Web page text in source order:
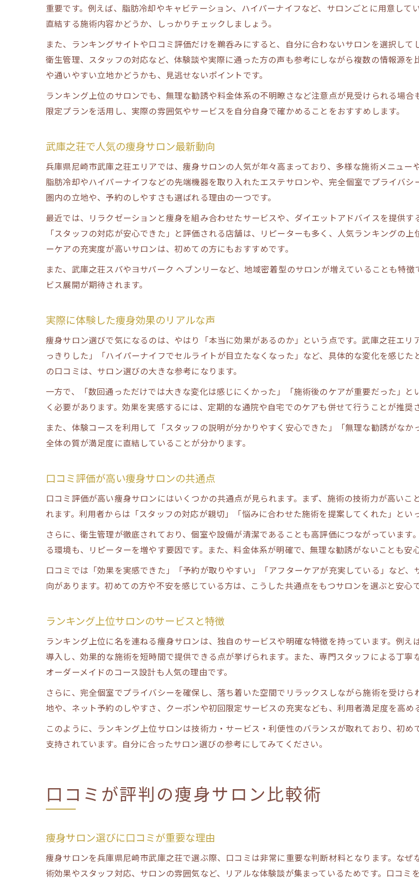
サロンごとの痩身施術内容を徹底比較
理想のスタイルを叶える選び方とは
痩身で理想を実現する選び方の基本
自分に合う痩身サロンを見つけるコツ
痩身で後悔しないサロン選びの秘訣
体験コースで分かる痩身の実力とは
脂肪冷却と痩身の効果的な組み合わせ
話題の痩身施術を徹底比較して解説
痩身の新技術ハイパーナイフの特徴
脂肪冷却で叶う痩身のメリットと注意点
通いやすさ重視なら注目したい痩身体験
痩身サロン選びで重視すべき通いやすさ
アクセス抜群の痩身サロン体験談集
初回やクーポン活用の賢いサロン選定法
痩身で初回やクーポンを有効活用する
クーポン利用で痩身サロンを賢く比較
痩身体験で失敗しないクーポン活用術
初回限定で痩身効果を実感するコツ
重要です。例えば、脂肪冷却やキャビテーション、ハイパーナイフなど、サロンごとに用意して
直結する施術内容かどうか、しっかりチェックしましょう。
また、ランキングサイトや口コミ評価だけを鵜呑みにすると、自分に合わないサロンを選択し
衛生管理、スタッフの対応など、体験談や実際に通った方の声も参考にしながら複数の情報源
や通いやすい立地かどうかも、見逃せないポイントです。
ランキング上位のサロンでも、無理な勧誘や料金体系の不明瞭さなど注意点が見受けられる場
限定プランを活用し、実際の雰囲気やサービスを自分自身で確かめることをおすすめします。
武庫之荘で人気の痩身サロン最新動向
兵庫県尼崎市武庫之荘エリアでは、痩身サロンの人気が年々高まっており、多様な施術メニュー
脂肪冷却やハイパーナイフなどの先端機器を取り入れたエステサロンや、完全個室でプライバ
圏内の立地や、予約のしやすさも選ばれる理由の一つです。
最近では、リラクゼーションと痩身を組み合わせたサービスや、ダイエットアドバイスを提供
「スタッフの対応が安心できた」と評価される店舗は、リピーターも多く、人気ランキングの
ーケアの充実度が高いサロンは、初めての方にもおすすめです。
また、武庫之荘スパやヨサパーク ヘブンリーなど、地域密着型のサロンが増えていることも特
ビス展開が期待されます。
実際に体験した痩身効果のリアルな声
痩身サロン選びで気になるのは、やはり「本当に効果があるのか」という点です。武庫之荘エ
っきりした」「ハイパーナイフでセルライトが目立たなくなった」など、具体的な変化を感じ
の口コミは、サロン選びの大きな参考になります。
一方で、「数回通っただけでは大きな変化は感じにくかった」「施術後のケアが重要だった」
く必要があります。効果を実感するには、定期的な通院や自宅でのケアも併せて行うことが推奨
また、体験コースを利用して「スタッフの説明が分かりやすく安心できた」「無理な勧誘がな
全体の質が満足度に直結していることが分かります。
口コミ評価が高い痩身サロンの共通点
口コミ評価が高い痩身サロンにはいくつかの共通点が見られます。まず、施術の技術力が高い
れます。利用者からは「スタッフの対応が親切」「悩みに合わせた施術を提案してくれた」とい
さらに、衛生管理が徹底されており、個室や設備が清潔であることも高評価につながっていま
る環境も、リピーターを増やす要因です。また、料金体系が明確で、無理な勧誘がないことも安
口コミでは「効果を実感できた」「予約が取りやすい」「アフターケアが充実している」など
向があります。初めての方や不安を感じている方は、こうした共通点をもつサロンを選ぶと安心で
ランキング上位サロンのサービスと特徴
ランキング上位に名を連ねる痩身サロンは、独自のサービスや明確な特徴を持っています。例
導入し、効果的な施術を短時間で提供できる点が挙げられます。また、専門スタッフによる丁
オーダーメイドのコース設計も人気の理由です。
さらに、完全個室でプライバシーを確保し、落ち着いた空間でリラックスしながら施術を受け
地や、ネット予約のしやすさ、クーポンや初回限定サービスの充実なども、利用者満足度を高め
このように、ランキング上位サロンは技術力・サービス・利便性のバランスが取れており、初
支持されています。自分に合ったサロン選びの参考にしてみてください。
口コミが評判の痩身サロン比較術
痩身サロン選びに口コミが重要な理由
痩身サロンを兵庫県尼崎市武庫之荘で選ぶ際、口コミは非常に重要な判断材料となります。な
術効果やスタッフ対応、サロンの雰囲気など、リアルな体験談が集まっているためです。口コ